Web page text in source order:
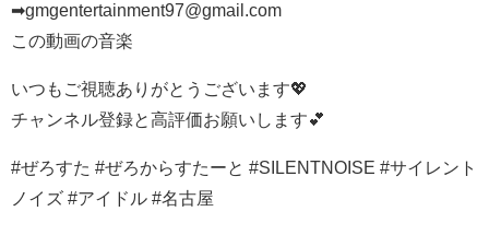
➡gmgentertainment97@gmail.com
この動画の音楽
いつもご視聴ありがとうございます💖
チャンネル登録と高評価お願いします💕
#ぜろすた #ぜろからすたーと #SILENTNOISE #サイレント
ノイズ #アイドル #名古屋